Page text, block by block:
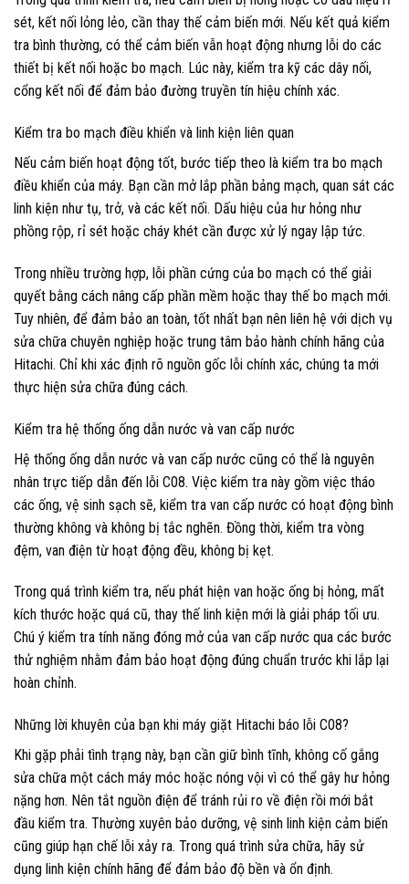
sét, kết nối lỏng lẻo, cần thay thế cảm biến mới. Nếu kết quả kiểm
tra bình thường, có thể cảm biến vẫn hoạt động nhưng lỗi do các
thiết bị kết nối hoặc bo mạch. Lúc này, kiểm tra kỹ các dây nối,
cổng kết nối để đảm bảo đường truyền tín hiệu chính xác.
Kiểm tra bo mạch điều khiển và linh kiện liên quan
Nếu cảm biến hoạt động tốt, bước tiếp theo là kiểm tra bo mạch
điều khiển của máy. Bạn cần mở lắp phần bảng mạch, quan sát các
linh kiện như tụ, trở, và các kết nối. Dấu hiệu của hư hỏng như
phồng rộp, rỉ sét hoặc cháy khét cần được xử lý ngay lập tức.
Trong nhiều trường hợp, lỗi phần cứng của bo mạch có thể giải
quyết bằng cách nâng cấp phần mềm hoặc thay thế bo mạch mới.
Tuy nhiên, để đảm bảo an toàn, tốt nhất bạn nên liên hệ với dịch vụ
sửa chữa chuyên nghiệp hoặc trung tâm bảo hành chính hãng của
Hitachi. Chỉ khi xác định rõ nguồn gốc lỗi chính xác, chúng ta mới
thực hiện sửa chữa đúng cách.
Kiểm tra hệ thống ống dẫn nước và van cấp nước
Hệ thống ống dẫn nước và van cấp nước cũng có thể là nguyên
nhân trực tiếp dẫn đến lỗi C08. Việc kiểm tra này gồm việc tháo
các ống, vệ sinh sạch sẽ, kiểm tra van cấp nước có hoạt động bình
thường không và không bị tắc nghẽn. Đồng thời, kiểm tra vòng
đệm, van điện từ hoạt động đều, không bị kẹt.
Trong quá trình kiểm tra, nếu phát hiện van hoặc ống bị hỏng, mất
kích thước hoặc quá cũ, thay thế linh kiện mới là giải pháp tối ưu.
Chú ý kiểm tra tính năng đóng mở của van cấp nước qua các bước
thử nghiệm nhằm đảm bảo hoạt động đúng chuẩn trước khi lắp lại
hoàn chỉnh.
Những lời khuyên của bạn khi máy giặt Hitachi báo lỗi C08?
Khi gặp phải tình trạng này, bạn cần giữ bình tĩnh, không cố gắng
sửa chữa một cách máy móc hoặc nóng vội vì có thể gây hư hỏng
nặng hơn. Nên tắt nguồn điện để tránh rủi ro về điện rồi mới bắt
đầu kiểm tra. Thường xuyên bảo dưỡng, vệ sinh linh kiện cảm biến
cũng giúp hạn chế lỗi xảy ra. Trong quá trình sửa chữa, hãy sử
dụng linh kiện chính hãng để đảm bảo độ bền và ổn định.